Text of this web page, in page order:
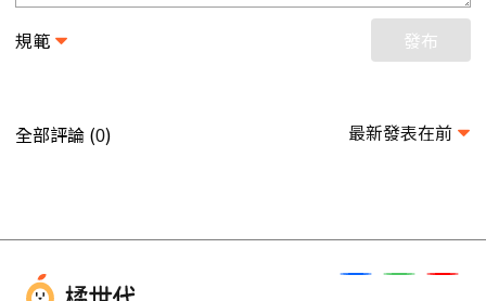
規範 發布
全部評論 (0) 最新發表在前